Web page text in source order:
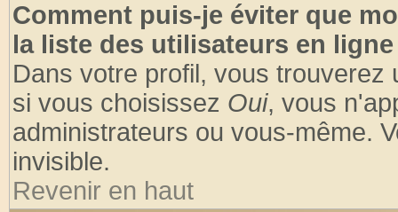
Comment puis-je éviter que
la liste des utilisateurs en
Dans votre profil, vous trouverez
si vous choisissez Oui, vous
administrateurs ou vous-même.
invisible.
Revenir en haut